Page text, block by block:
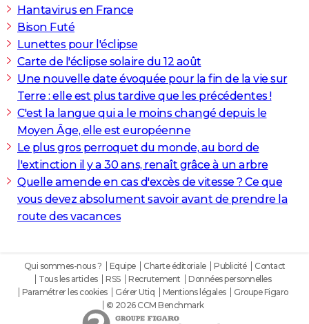
Hantavirus en France
Bison Futé
Lunettes pour l'éclipse
Carte de l'éclipse solaire du 12 août
Une nouvelle date évoquée pour la fin de la vie sur
Terre : elle est plus tardive que les précédentes !
C'est la langue qui a le moins changé depuis le
Moyen Âge, elle est européenne
Le plus gros perroquet du monde, au bord de
l'extinction il y a 30 ans, renaît grâce à un arbre
Quelle amende en cas d'excès de vitesse ? Ce que
vous devez absolument savoir avant de prendre la
route des vacances
Qui sommes-nous ? Equipe Charte éditoriale Publicité
Contact
Tous les articles
RSS Recrutement
Données personnelles
Paramétrer les cookies
Gérer Utiq Mentions légales
Groupe Figaro
© 2026 CCM Benchmark